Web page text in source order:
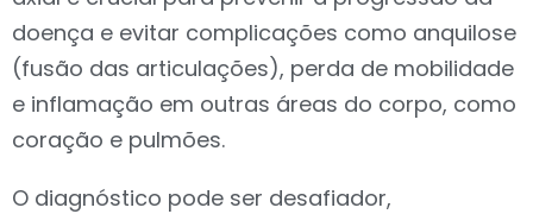
doença e evitar complicações como anquilose
(fusão das articulações), perda de mobilidade
e inflamação em outras áreas do corpo, como
coração e pulmões.
O diagnóstico pode ser desafiador,